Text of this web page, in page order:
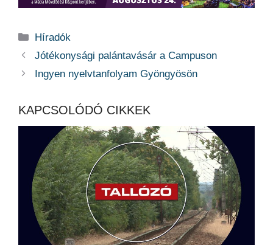
Kategória
Híradók
Jótékonysági palántavásár a Campuson
Ingyen nyelvtanfolyam Gyöngyösön
KAPCSOLÓDÓ CIKKEK